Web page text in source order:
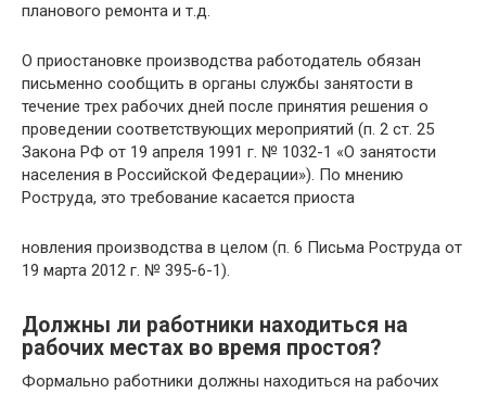
планового ремонта и т.д.
О приостановке производства работодатель обязан
письменно сообщить в органы службы занятости в
течение трех рабочих дней после принятия решения о
проведении соответствующих мероприятий (п. 2 ст. 25
Закона РФ от 19 апреля 1991 г. № 1032-1 «О занятости
населения в Российской Федерации»). По мнению
Роструда, это требование касается приоста
новления производства в целом (п. 6 Письма Роструда от
19 марта 2012 г. № 395-6-1).
Должны ли работники находиться на
рабочих местах во время простоя?
Формально работники должны находиться на рабочих